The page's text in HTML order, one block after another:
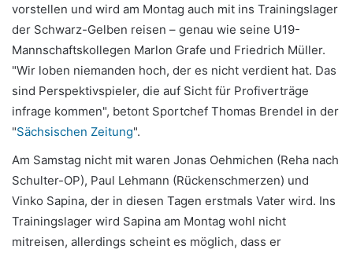
vorstellen und wird am Montag auch mit ins Trainingslager
der Schwarz-Gelben reisen – genau wie seine U19-
Mannschaftskollegen Marlon Grafe und Friedrich Müller.
"Wir loben niemanden hoch, der es nicht verdient hat. Das
sind Perspektivspieler, die auf Sicht für Profiverträge
infrage kommen", betont Sportchef Thomas Brendel in der
"Sächsischen Zeitung".
Am Samstag nicht mit waren Jonas Oehmichen (Reha nach
Schulter-OP), Paul Lehmann (Rückenschmerzen) und
Vinko Sapina, der in diesen Tagen erstmals Vater wird. Ins
Trainingslager wird Sapina am Montag wohl nicht
mitreisen, allerdings scheint es möglich, dass er